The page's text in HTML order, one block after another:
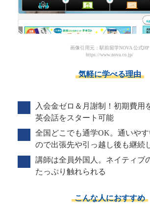
画像引用元：駅前留学NOVA 公式HP
https://www.nova.co.jp/
気軽に学べる理由
入会金ゼロ＆月謝制！初期費用
英会話をスタート可能
全国どこでも通学OK。通いや
ので出張先や引っ越し後も継続
講師は全員外国人。ネイティブ
たっぷり触れられる
こんな人におすすめ